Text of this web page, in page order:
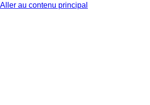
Aller au contenu principal